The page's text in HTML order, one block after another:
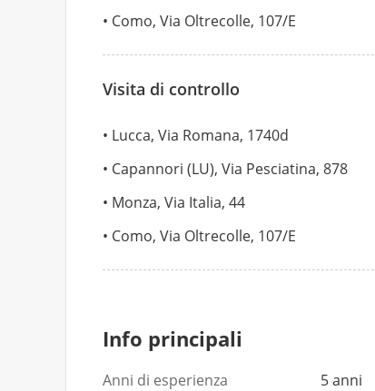
Como, Via Oltrecolle, 107/E
Visita di controllo
Lucca, Via Romana, 1740d
Capannori (LU), Via Pesciatina, 878
Monza, Via Italia, 44
Como, Via Oltrecolle, 107/E
Info principali
Anni di esperienza
5 anni